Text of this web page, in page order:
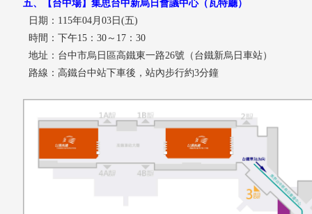
五、【台中場】集思台中新烏日會議中心（瓦特廳）
日期：115年04月03日(五)
時間：下午15：30～17：30
地址：台中市烏日區高鐵東一路26號（台鐵新烏日車站）
路線：高鐵台中站下車後，站內步行約3分鐘